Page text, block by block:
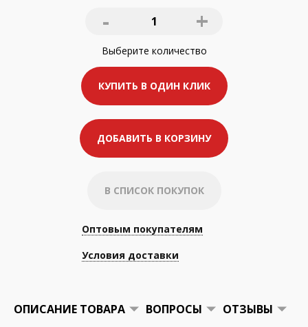
- 1 +
Выберите количество
КУПИТЬ В ОДИН КЛИК
ДОБАВИТЬ В КОРЗИНУ
В СПИСОК ПОКУПОК
Оптовым покупателям
Условия доставки
ОПИСАНИЕ ТОВАРА ВОПРОСЫ ОТЗЫВЫ